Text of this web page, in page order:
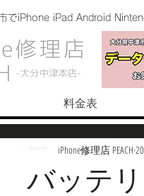
でiPhone iPad Android
料金表
バッテ
iPhone修理店 PEACH